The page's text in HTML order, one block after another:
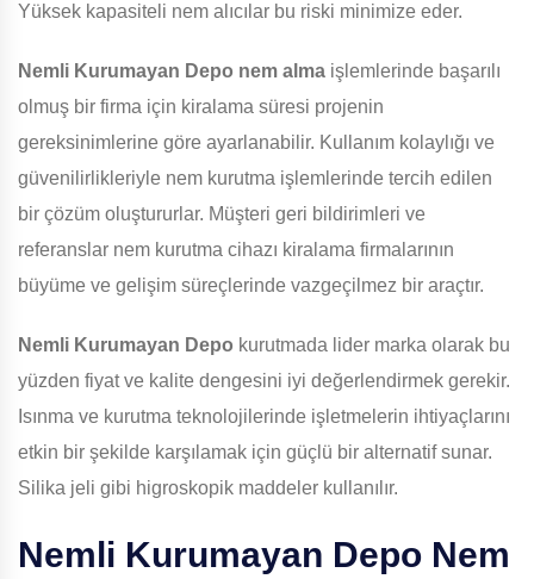
Yüksek kapasiteli nem alıcılar bu riski minimize eder.
Nemli Kurumayan Depo nem alma işlemlerinde başarılı
olmuş bir firma için kiralama süresi projenin
gereksinimlerine göre ayarlanabilir. Kullanım kolaylığı ve
güvenilirlikleriyle nem kurutma işlemlerinde tercih edilen
bir çözüm oluştururlar. Müşteri geri bildirimleri ve
referanslar nem kurutma cihazı kiralama firmalarının
büyüme ve gelişim süreçlerinde vazgeçilmez bir araçtır.
Nemli Kurumayan Depo kurutmada lider marka olarak bu
yüzden fiyat ve kalite dengesini iyi değerlendirmek gerekir.
Isınma ve kurutma teknolojilerinde işletmelerin ihtiyaçlarını
etkin bir şekilde karşılamak için güçlü bir alternatif sunar.
Silika jeli gibi higroskopik maddeler kullanılır.
Nemli Kurumayan Depo Nem